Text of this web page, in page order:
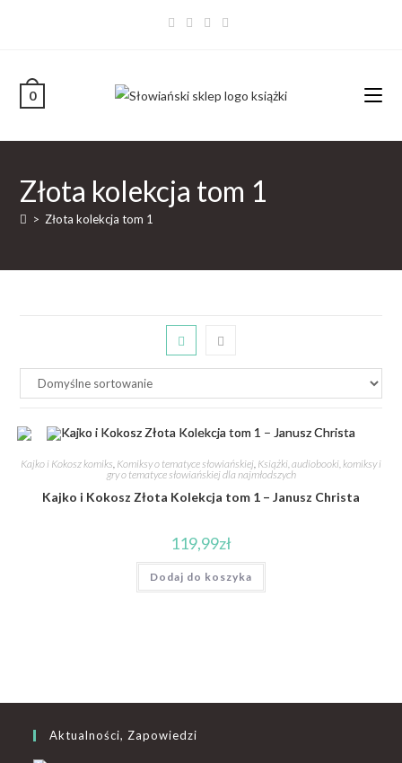
0
Złota kolekcja tom 1
> Złota kolekcja tom 1
Kajko i Kokosz komiks, Komiksy o tematyce słowiańskiej, Książki, audiobooki, komiksy i
gry o tematyce słowiańskiej dla najmłodszych
Kajko i Kokosz Złota Kolekcja tom 1 – Janusz Christa
119,99zł
Dodaj do koszyka
Aktualności, Zapowiedzi